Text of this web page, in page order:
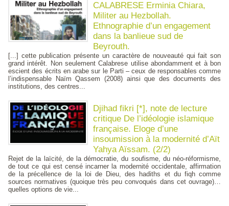
CALABRESE Erminia Chiara,
Militer au Hezbollah.
Ethnographie d’un engagement
dans la banlieue sud de
Beyrouth.
[...] cette publication présente un caractère de nouveauté qui fait son
grand intérêt. Non seulement Calabrese utilise abondamment et à bon
escient des écrits en arabe sur le Parti – ceux de responsables comme
l’indispensable Naïm Qassem (2008) ainsi que des documents des
institutions, des centres...
Djihad fikri [*], note de lecture
critique De l’idéologie islamique
française. Eloge d’une
insoumission à la modernité d’Aït
Yahya Aïssam. (2/2)
Rejet de la laïcité, de la démocratie, du soufisme, du néo-réformisme,
de tout ce qui est censé incarner la modernité occidentale, affirmation
de la précellence de la loi de Dieu, des hadiths et du fiqh comme
sources normatives (quoique très peu convoqués dans cet ouvrage)…
quelles options de vie...